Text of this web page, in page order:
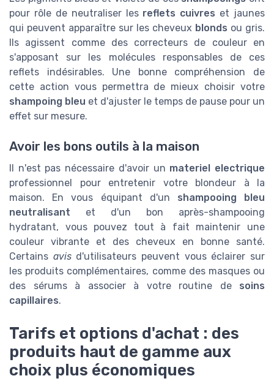
pour rôle de neutraliser les reflets cuivres et jaunes
qui peuvent apparaître sur les cheveux blonds ou gris.
Ils agissent comme des correcteurs de couleur en
s'apposant sur les molécules responsables de ces
reflets indésirables. Une bonne compréhension de
cette action vous permettra de mieux choisir votre
shampoing bleu et d'ajuster le temps de pause pour un
effet sur mesure.
Avoir les bons outils à la maison
Il n'est pas nécessaire d'avoir un materiel electrique
professionnel pour entretenir votre blondeur à la
maison. En vous équipant d'un shampooing bleu
neutralisant et d'un bon après-shampooing
hydratant, vous pouvez tout à fait maintenir une
couleur vibrante et des cheveux en bonne santé.
Certains avisd'utilisateurs peuvent vous éclairer sur
les produits complémentaires, comme des masques ou
des sérums à associer à votre routine de soins
capillaires.
Tarifs et options d'achat : des
produits haut de gamme aux
choix plus économiques